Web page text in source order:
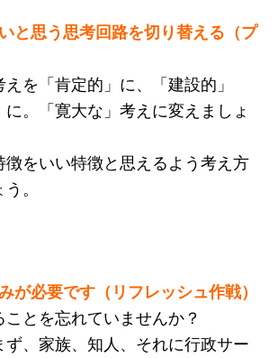
と思う思考回路を切り替える（プ
えを「肯定的」に、「建設的」
。「寛大な」考えに変えましょ
徴をいい特徴と思えるよう考え方
。
が必要です（リフレッシュ作戦）
とを忘れていませんか？
ず、家族、知人、それに行政サー